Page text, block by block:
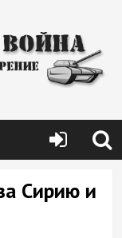
Сирию и